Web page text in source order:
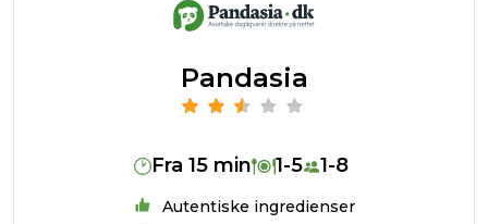
Pandasia
Fra 15 min 1-5 1-8
Autentiske ingredienser